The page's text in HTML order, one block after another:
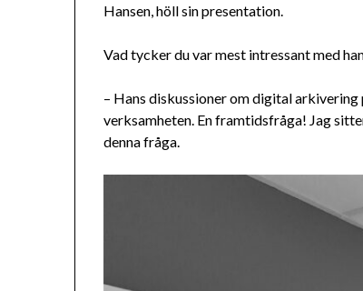
Hansen, höll sin presentation.
Vad tycker du var mest intressant med
– Hans diskussioner om digital
verksamheten. En framtidsfråga! Jag
denna fråga.